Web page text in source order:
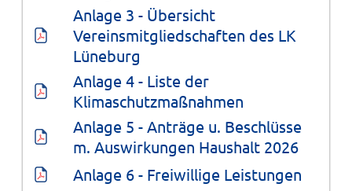
Anlage 3 - Übersicht
Vereinsmitgliedschaften des LK
Lüneburg
Anlage 4 - Liste der
Klimaschutzmaßnahmen
Anlage 5 - Anträge u. Beschlüsse
m. Auswirkungen Haushalt 2026
Anlage 6 - Freiwillige Leistungen